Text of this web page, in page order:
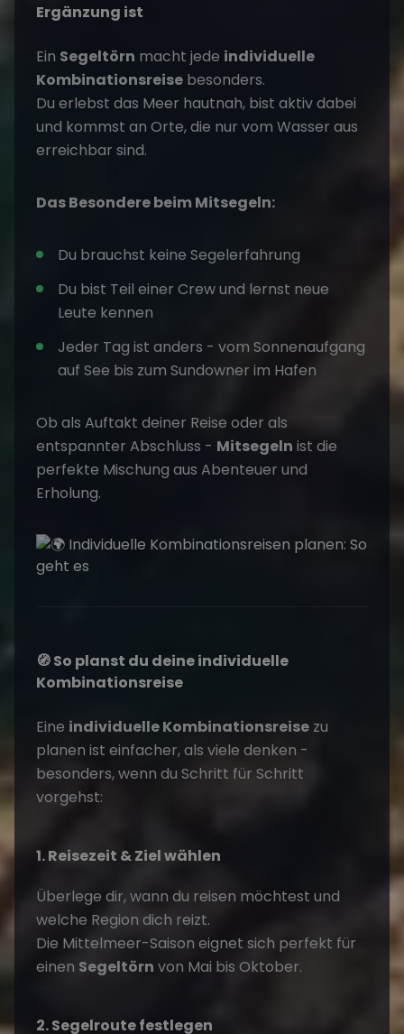
Ergänzung ist
Ein Segeltörn macht jede individuelle
Kombinationsreise besonders.
Du erlebst das Meer hautnah, bist aktiv dabei
und kommst an Orte, die nur vom Wasser aus
erreichbar sind.
Das Besondere beimMitsegeln:
Du brauchst keine Segelerfahrung
Du bist Teil einer Crew und lernst neue
Leute kennen
Jeder Tag ist anders - vom Sonnenaufgang
auf See bis zum Sundowner im Hafen
Ob als Auftakt deiner Reise oder als
entspannter Abschluss - Mitsegeln ist die
perfekte Mischung aus Abenteuer und
Erholung.
🧭 So planst du deine individuelle
Kombinationsreise
Eine individuelle Kombinationsreise zu
planen ist einfacher, als viele denken -
besonders, wenn du Schritt für Schritt
vorgehst:
1. Reisezeit & Ziel wählen
Überlege dir, wann du reisen möchtest und
welche Region dich reizt.
Die Mittelmeer-Saison eignet sich perfekt für
einen Segeltörn von Mai bis Oktober.
2. Segelroute festlegen